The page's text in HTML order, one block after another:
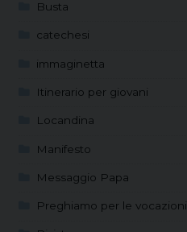
Busta
catechesi
immaginetta
Itinerario per giovani
Locandina
Manifesto
Messaggio Papa
Preghiamo per le vocazioni